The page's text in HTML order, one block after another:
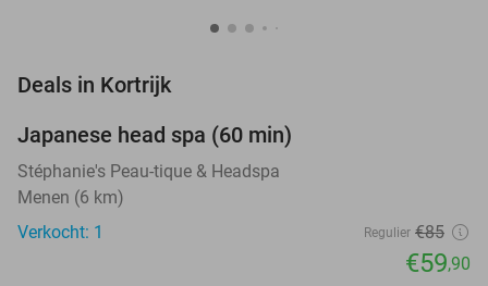
Deals in Kortrijk
TODAY
Japanese head spa (60 min)
Stéphanie's Peau-tique & Headspa
Menen (6 km)
Verkocht: 1
Regulier €85
€59,90